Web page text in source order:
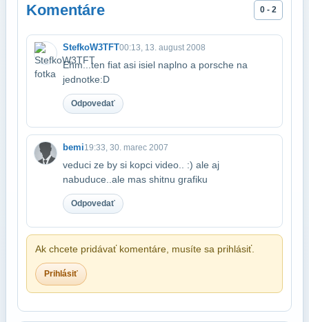
Komentáre 0 - 2
StefkoW3TFT00:13, 13. august 2008
Ehm...ten fiat asi isiel naplno a porsche na
jednotke:D
Odpovedať
bemi19:33, 30. marec 2007
veduci ze by si kopci video.. :) ale aj
nabuduce..ale mas shitnu grafiku
Odpovedať
Ak chcete pridávať komentáre, musíte sa prihlásiť.
Prihlásiť